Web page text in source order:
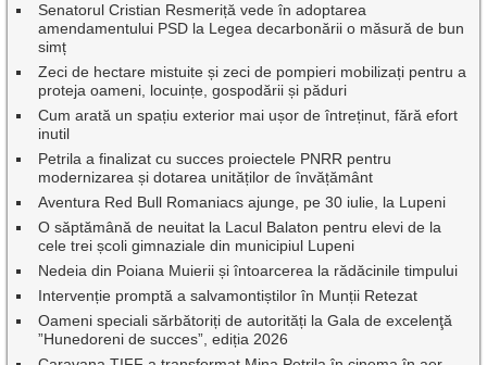
Senatorul Cristian Resmeriță vede în adoptarea
amendamentului PSD la Legea decarbonării o măsură de bun
simț
Zeci de hectare mistuite și zeci de pompieri mobilizați pentru a
proteja oameni, locuințe, gospodării și păduri
Cum arată un spațiu exterior mai ușor de întreținut, fără efort
inutil
Petrila a finalizat cu succes proiectele PNRR pentru
modernizarea și dotarea unităților de învățământ
Aventura Red Bull Romaniacs ajunge, pe 30 iulie, la Lupeni
O săptămână de neuitat la Lacul Balaton pentru elevi de la
cele trei școli gimnaziale din municipiul Lupeni
Nedeia din Poiana Muierii și întoarcerea la rădăcinile timpului
Intervenție promptă a salvamontiștilor în Munții Retezat
Oameni speciali sărbătoriți de autorități la Gala de excelenţă
”Hunedoreni de succes”, ediția 2026